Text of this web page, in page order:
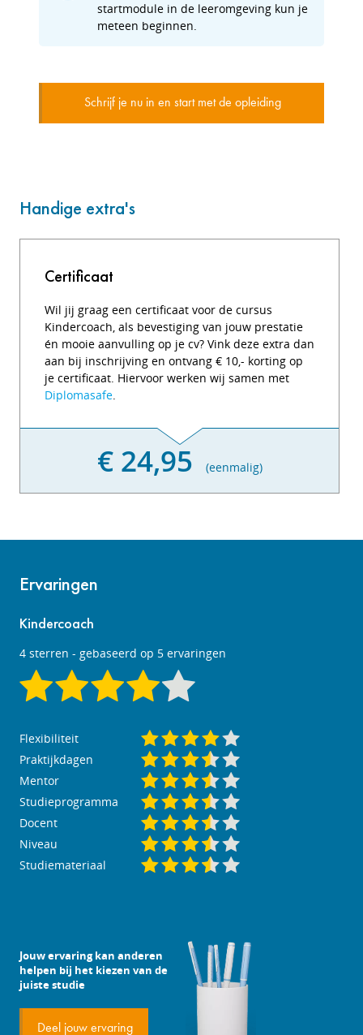
startmodule in de leeromgeving kun je
meteen beginnen.
Schrijf je nu in en start met de opleiding
Handige extra's
Certificaat
Wil jij graag een certificaat voor de cursus
Kindercoach, als bevestiging van jouw prestatie
én mooie aanvulling op je cv? Vink deze extra dan
aan bij inschrijving en ontvang € 10,- korting op
je certificaat. Hiervoor werken wij samen met
Diplomasafe.
€ 24,95 (eenmalig)
Ervaringen
Kindercoach
4 sterren - gebaseerd op 5 ervaringen
Flexibiliteit
Praktijkdagen
Mentor
Studieprogramma
Docent
Niveau
Studiemateriaal
Jouw ervaring kan anderen
helpen bij het kiezen van de
juiste studie
Deel jouw ervaring